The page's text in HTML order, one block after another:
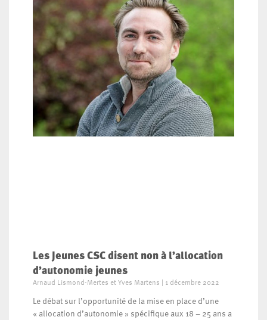
Les Jeunes CSC disent non à l’allocation
d’autonomie jeunes
Arnaud Lismond-Mertes et Yves Martens 1 décembre 2022
Le débat sur l’opportunité de la mise en place d’une
« allocation d’autonomie » spécifique aux 18 – 25 ans a